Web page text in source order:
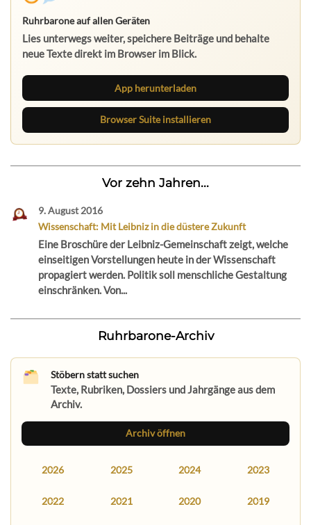
Ruhrbarone auf allen Geräten
Lies unterwegs weiter, speichere Beiträge und behalte
neue Texte direkt im Browser im Blick.
App herunterladen
Browser Suite installieren
Vor zehn Jahren...
9. August 2016
Wissenschaft: Mit Leibniz in die düstere Zukunft
Eine Broschüre der Leibniz-Gemeinschaft zeigt, welche
einseitigen Vorstellungen heute in der Wissenschaft
propagiert werden. Politik soll menschliche Gestaltung
einschränken. Von...
Ruhrbarone-Archiv
Stöbern statt suchen
Texte, Rubriken, Dossiers und Jahrgänge aus dem
Archiv.
Archiv öffnen
2026 2025 2024 2023
2022 2021 2020 2019